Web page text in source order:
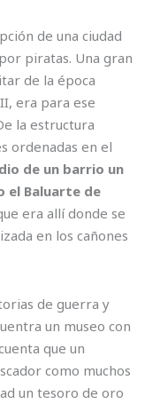
de una ciudad
piratas. Una gran
de la época
era para ese
la estructura
ordenadas en el
de un barrio un
el Baluarte de
era allí donde se
en los cañones
de guerra y
un museo con
que un
como muchos
un tesoro de oro